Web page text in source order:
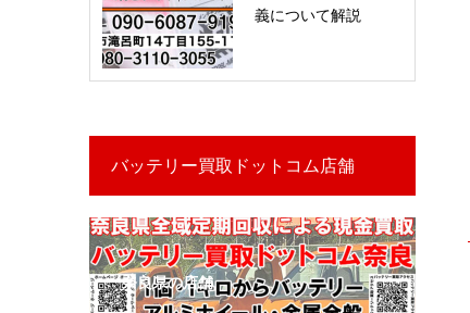
義について解説
バッテリー買取ドットコム店舗
奈良県の店舗